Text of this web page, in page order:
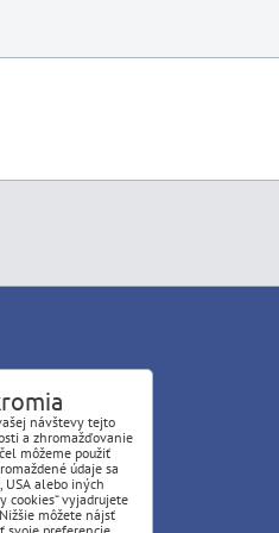
návštevy tejto
a zhromažďovanie
môžeme použiť
údaje sa
USA alebo iných
cookies“ vyjadrujete
môžete nájsť